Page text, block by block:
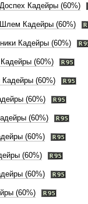
Кадейры (60%)
Кадейры (60%)
Кадейры (60%)
(60%)
Кадейры (60%)
(60%)
(60%)
(60%)
(60%)
(60%)
(60%)